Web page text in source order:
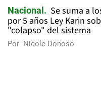
Nacional
Se suma a
por 5 años Ley Karin
"colapso" del sistema
Por Nicole Donoso